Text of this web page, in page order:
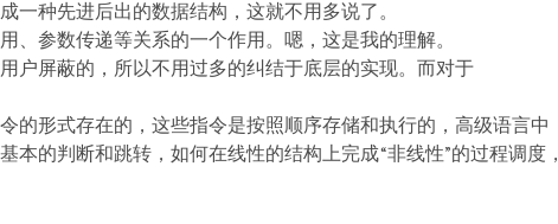
一种先进后出的数据结构，这就不用多说了。
、参数传递等关系的一个作用。嗯，这是我的理解。
户屏蔽的，所以不用过多的纠结于底层的实现。而对于
的形式存在的，这些指令是按照顺序存储和执行的，高级语言中
本的判断和跳转，如何在线性的结构上完成“非线性”的过程调度，